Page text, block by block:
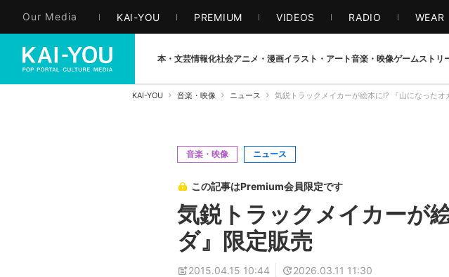
Our Media KAI-YOU PREMIUM VIDEOS RADIO WEAR
本・文芸情報化社会アニメ・漫画イラスト・アート音楽・映像ゲームストリ
KAI-YOU 音楽・映像 ニュース 気鋭トラックメイカーが絵本に!? 『山になったオ
音楽・映像 ニュース
この記事はPremium会員限定です
気鋭トラックメイカーが
ダ』限定販売
2015.04.15 10:44
2026.03.11 11:30